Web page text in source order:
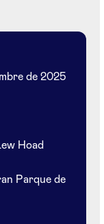
de 2025
Hoad
Parque de